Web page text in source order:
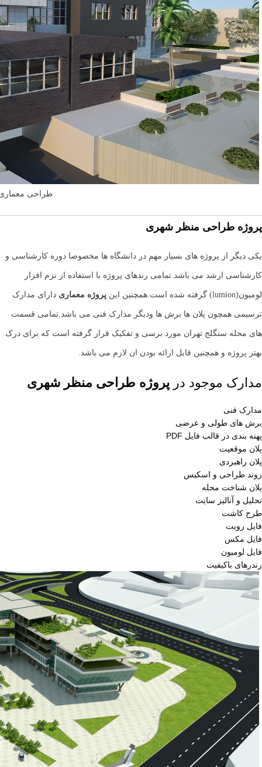
طراحی
پروژه طراحی منظر شهری
یکی دیگر از پروژه های بسیار مهم در دانشگاه ها مخصوصا دوره کارشناسی و
کارشناسی ارشد می باشد.تمامی رندهای پروژه با استفاده از نرم افزار
لومیون(lumion) گرفته شده است.همچنین این پروژه معماری دارای مدارک
ترسیمی همچون پلان ها برش ها ودیگر مدارک فنی می باشد.تمامی قسمت
های محله سنگلج تهران مورد برسی و تفکیک قرار گرفته است که برای درک
بهتر پروژه و همچنین قابل ارائه بودن ان لازم می باشد.
مدارک موجود در پروژه طراحی منظر شهری
مدارک فنی
برش های طولی و عرضی
پهنه بندی در قالب فایل PDF
پلان موقعیت
پلان راهبردی
روند طراحی و اسکیس
پلان شناخت محله
تحلیل و آنالیز سایت
طرح کاشت
فایل رویت
فایل مکس
فایل لومیون
رندرهای باکیفیت